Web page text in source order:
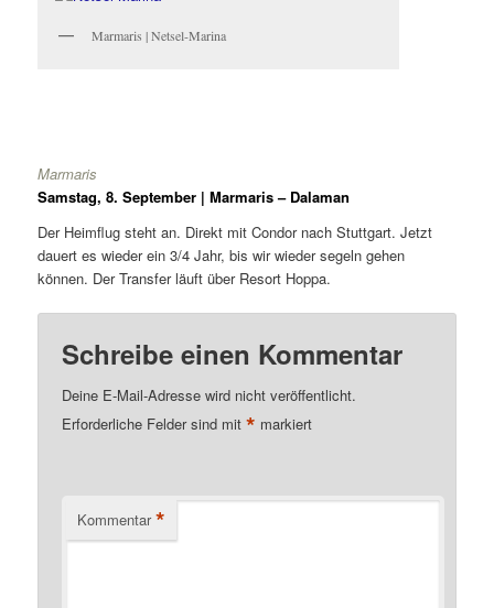
Marmaris | Netsel-Marina
Marmaris
Samstag, 8. September | Marmaris – Dalaman
Der Heimflug steht an. Direkt mit Condor nach Stuttgart. Jetzt
dauert es wieder ein 3/4 Jahr, bis wir wieder segeln gehen
können. Der Transfer läuft über Resort Hoppa.
Schreibe einen Kommentar
Deine E-Mail-Adresse wird nicht veröffentlicht.
Erforderliche Felder sind mit* markiert
Kommentar *